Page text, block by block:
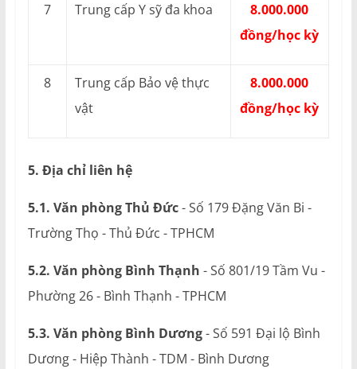
7 Trung cấp Y sỹ đa khoa
8.000.000
đồng/học kỳ
8
Trung cấp Bảo vệ thực
vật
8.000.000
đồng/học kỳ
5. Địa chỉ liên hệ
5.1. Văn phòng Thủ Đức- Số 179 Đặng Văn Bi -
Trường Thọ - Thủ Đức - TPHCM
5.2. Văn phòng Bình Thạnh - Số 801/19 Tầm Vu -
Phường 26 - Bình Thạnh - TPHCM
5.3. Văn phòng Bình Dương- Số 591 Đại lộ Bình
Dương - Hiệp Thành - TDM - Bình Dương